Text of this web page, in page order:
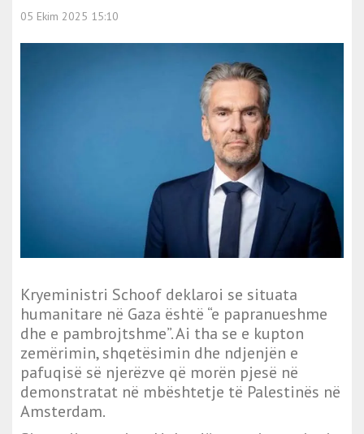
05 Ekim 2025 15:10
Kryeministri Schoof deklaroi se situata
humanitare në Gaza është “e papranueshme
dhe e pambrojtshme”. Ai tha se e kupton
zemërimin, shqetësimin dhe ndjenjën e
pafuqisë së njerëzve që morën pjesë në
demonstratat në mbështetje të Palestinës në
Amsterdam.